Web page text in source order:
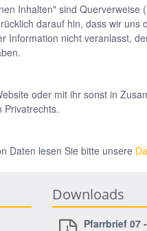
Inhalten" sind
darauf hin, dass wir
Information nicht veranlasst,
oder mit ihr sonst in
Privatrechts.
Daten lesen Sie bitte unsere
Downloads
Pfarrbrief 07